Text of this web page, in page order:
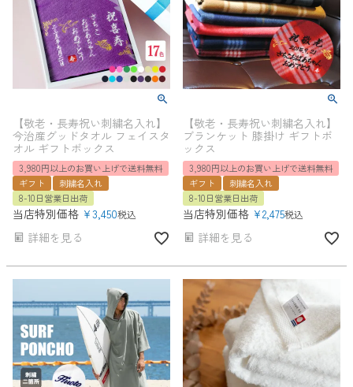
【敬老・長寿祝い刺繍名入れ】
今治産グッドタオル フェイスタ
オル ギフトボックス
3,980円以上のお買い上げで送料無料
ギフト
刺繍名入れ
8-10日営業日出荷
当店特別価格 ¥3,450税込
詳細を見る
【敬老・長寿祝い刺繍名入れ】
ブランケット 膝掛け ギフトボ
ックス
3,980円以上のお買い上げで送料無料
ギフト
刺繍名入れ
8-10日営業日出荷
当店特別価格 ¥2,475税込
詳細を見る